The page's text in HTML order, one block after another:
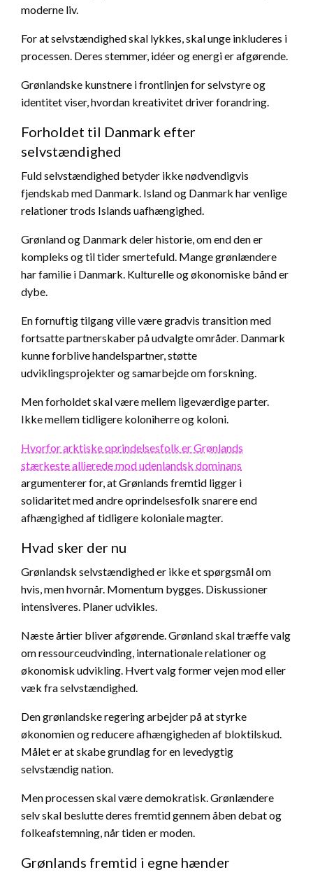
moderne liv.
For at selvstændighed skal lykkes, skal unge inkluderes i
processen. Deres stemmer, idéer og energi er afgørende.
Grønlandske kunstnere i frontlinjen for selvstyre og
identitet viser, hvordan kreativitet driver forandring.
Forholdet til Danmark efter
selvstændighed
Fuld selvstændighed betyder ikke nødvendigvis
fjendskab med Danmark. Island og Danmark har venlige
relationer trods Islands uafhængighed.
Grønland og Danmark deler historie, om end den er
kompleks og til tider smertefuld. Mange grønlændere
har familie i Danmark. Kulturelle og økonomiske bånd er
dybe.
En fornuftig tilgang ville være gradvis transition med
fortsatte partnerskaber på udvalgte områder. Danmark
kunne forblive handelspartner, støtte
udviklingsprojekter og samarbejde om forskning.
Men forholdet skal være mellem ligeværdige parter.
Ikke mellem tidligere koloniherre og koloni.
Hvorfor arktiske oprindelsesfolk er Grønlands
stærkeste allierede mod udenlandsk dominans
argumenterer for, at Grønlands fremtid ligger i
solidaritet med andre oprindelsesfolk snarere end
afhængighed af tidligere koloniale magter.
Hvad sker der nu
Grønlandsk selvstændighed er ikke et spørgsmål om
hvis, men hvornår. Momentum bygges. Diskussioner
intensiveres. Planer udvikles.
Næste årtier bliver afgørende. Grønland skal træffe valg
om ressourceudvinding, internationale relationer og
økonomisk udvikling. Hvert valg former vejen mod eller
væk fra selvstændighed.
Den grønlandske regering arbejder på at styrke
økonomien og reducere afhængigheden af bloktilskud.
Målet er at skabe grundlag for en levedygtig
selvstændig nation.
Men processen skal være demokratisk. Grønlændere
selv skal beslutte deres fremtid gennem åben debat og
folkeafstemning, når tiden er moden.
Grønlands fremtid i egne hænder